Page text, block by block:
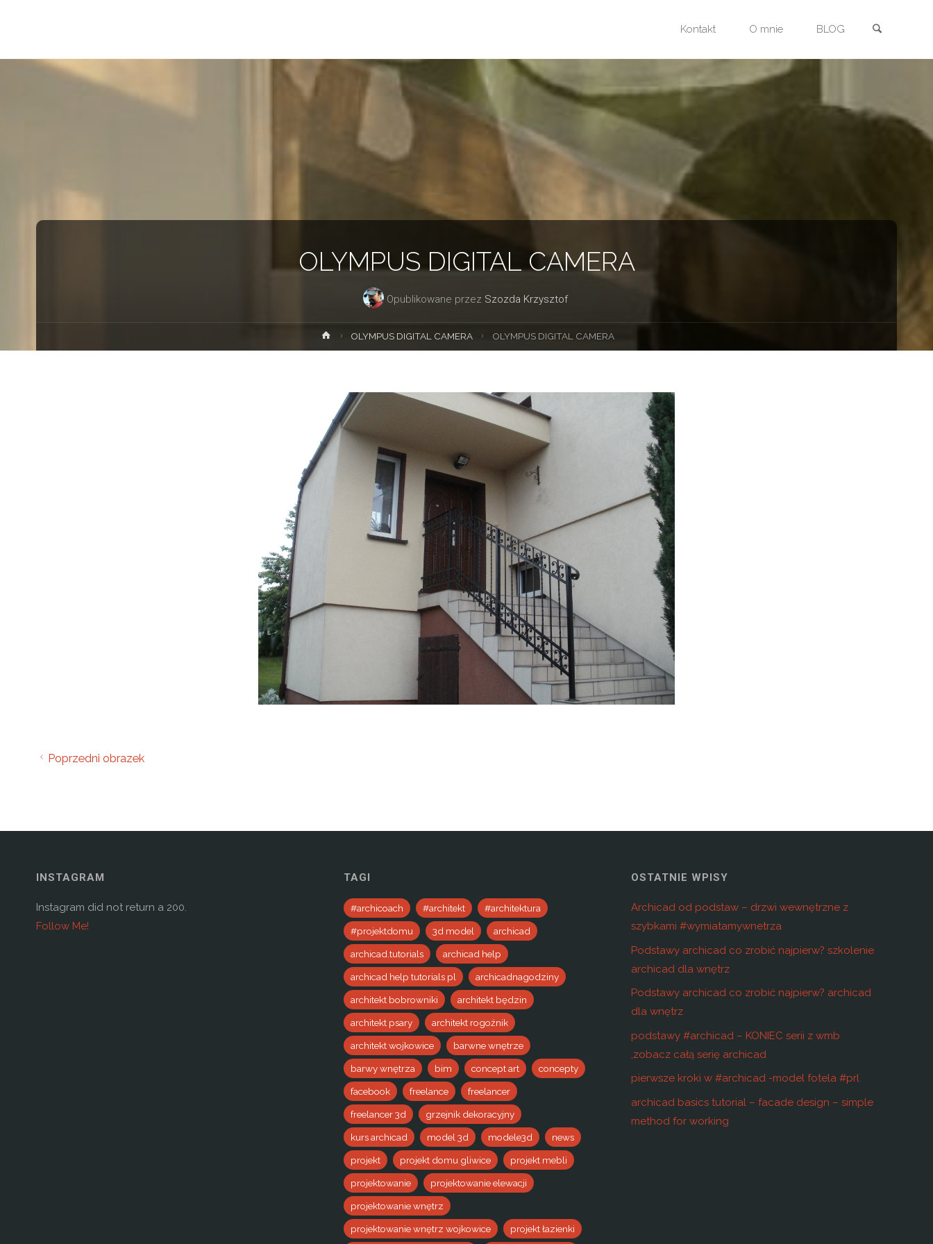
treści
Kontakt O mnie BLOG
OLYMPUS DIGITAL CAMERA
Opublikowane przez Szozda Krzysztof
Strona
główna
OLYMPUS DIGITAL CAMERA OLYMPUS DIGITAL CAMERA
Poprzedni obrazek
INSTAGRAM
Instagram did not return a 200.
Follow Me!
TAGI
#archicoach #architekt #architektura
#projektdomu 3d model archicad
archicad.tutorials archicad help
archicad help tutorials pl archicadnagodziny
architekt bobrowniki architekt będzin
architekt psary architekt rogoźnik
architekt wojkowice barwne wnętrze
barwy wnętrza bim concept art concepty
facebook freelance freelancer
freelancer 3d grzejnik dekoracyjny
kurs archicad model 3d modele3d news
projekt projekt domu gliwice projekt mebli
projektowanie projektowanie elewacji
projektowanie wnętrz
projektowanie wnętrz wojkowice projekt łazienki
OSTATNIE WPISY
Archicad od podstaw – drzwi wewnętrzne z
szybkami #wymiatamywnetrza
Podstawy archicad co zrobić najpierw? szkolenie
archicad dla wnętrz
Podstawy archicad co zrobić najpierw? archicad
dla wnętrz
podstawy #archicad – KONIEC serii z wmb
,zobacz całą serię archicad
pierwsze kroki w #archicad -model fotela #prl
archicad basics tutorial – facade design – simple
method for working